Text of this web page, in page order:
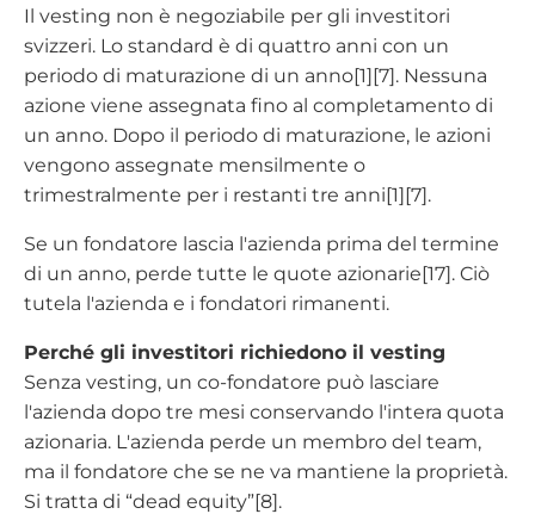
Il vesting non è negoziabile per gli investitori
svizzeri. Lo standard è di quattro anni con un
periodo di maturazione di un anno[1][7]. Nessuna
azione viene assegnata fino al completamento di
un anno. Dopo il periodo di maturazione, le azioni
vengono assegnate mensilmente o
trimestralmente per i restanti tre anni[1][7].
Se un fondatore lascia l'azienda prima del termine
di un anno, perde tutte le quote azionarie[17]. Ciò
tutela l'azienda e i fondatori rimanenti.
Perché gli investitori richiedono il vesting
Senza vesting, un co-fondatore può lasciare
l'azienda dopo tre mesi conservando l'intera quota
azionaria. L'azienda perde un membro del team,
ma il fondatore che se ne va mantiene la proprietà.
Si tratta di “dead equity”[8].